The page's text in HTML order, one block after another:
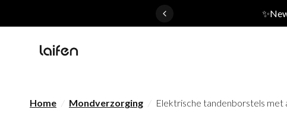
Home / Mondverzorging / Elektrische tandenborstels met